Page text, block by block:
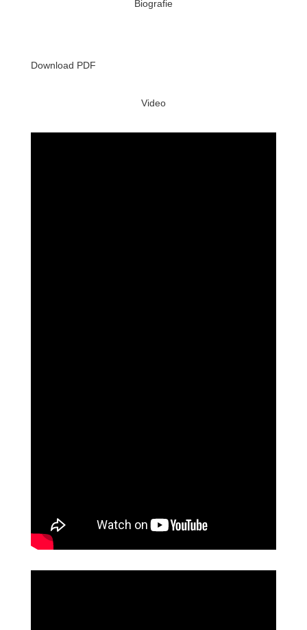
Biografie
Download PDF
Video